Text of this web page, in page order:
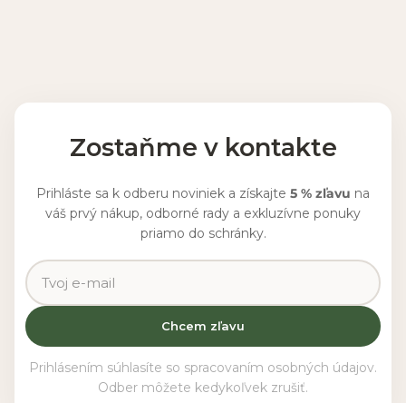
Zostaňme v kontakte
Prihláste sa k odberu noviniek a získajte 5 % zľavu na
váš prvý nákup, odborné rady a exkluzívne ponuky
priamo do schránky.
Chcem zľavu
Prihlásením súhlasíte so spracovaním osobných údajov.
Odber môžete kedykoľvek zrušiť.